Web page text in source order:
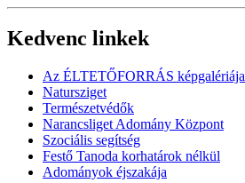
Kedvenc linkek
Az ÉLTETŐFORRÁS képgalériája
Natursziget
Természetvédők
Narancsliget Adomány Központ
Szociális segítség
Festő Tanoda korhatárok nélkül
Adományok éjszakája